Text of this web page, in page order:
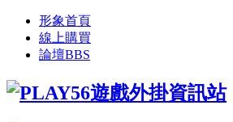
形象首頁
線上購買
論壇BBS